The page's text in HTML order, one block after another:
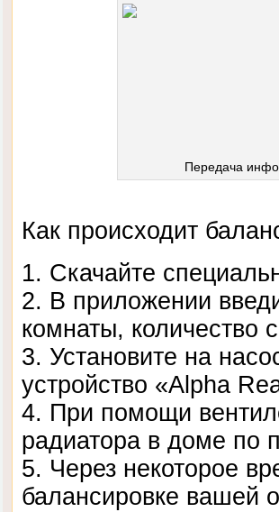
Передача
Как происходит
1. Скачайте
2. В приложении
комнаты, количество
3. Установите на
устройство «Alpha
4. При помощи
радиатора в доме по
5. Через некоторое
балансировке вашей